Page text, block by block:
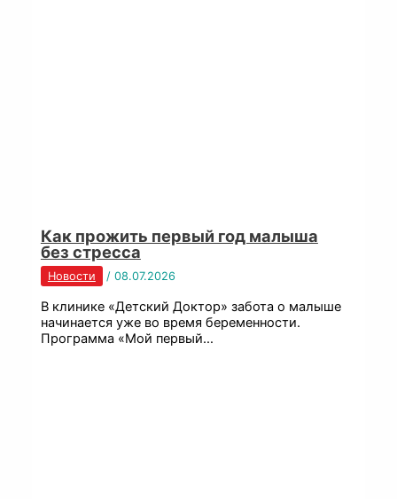
Как прожить первый год малыша
без стресса
Новости / 08.07.2026
В клинике «Детский Доктор» забота о малыше
начинается уже во время беременности.
Программа «Мой первый…